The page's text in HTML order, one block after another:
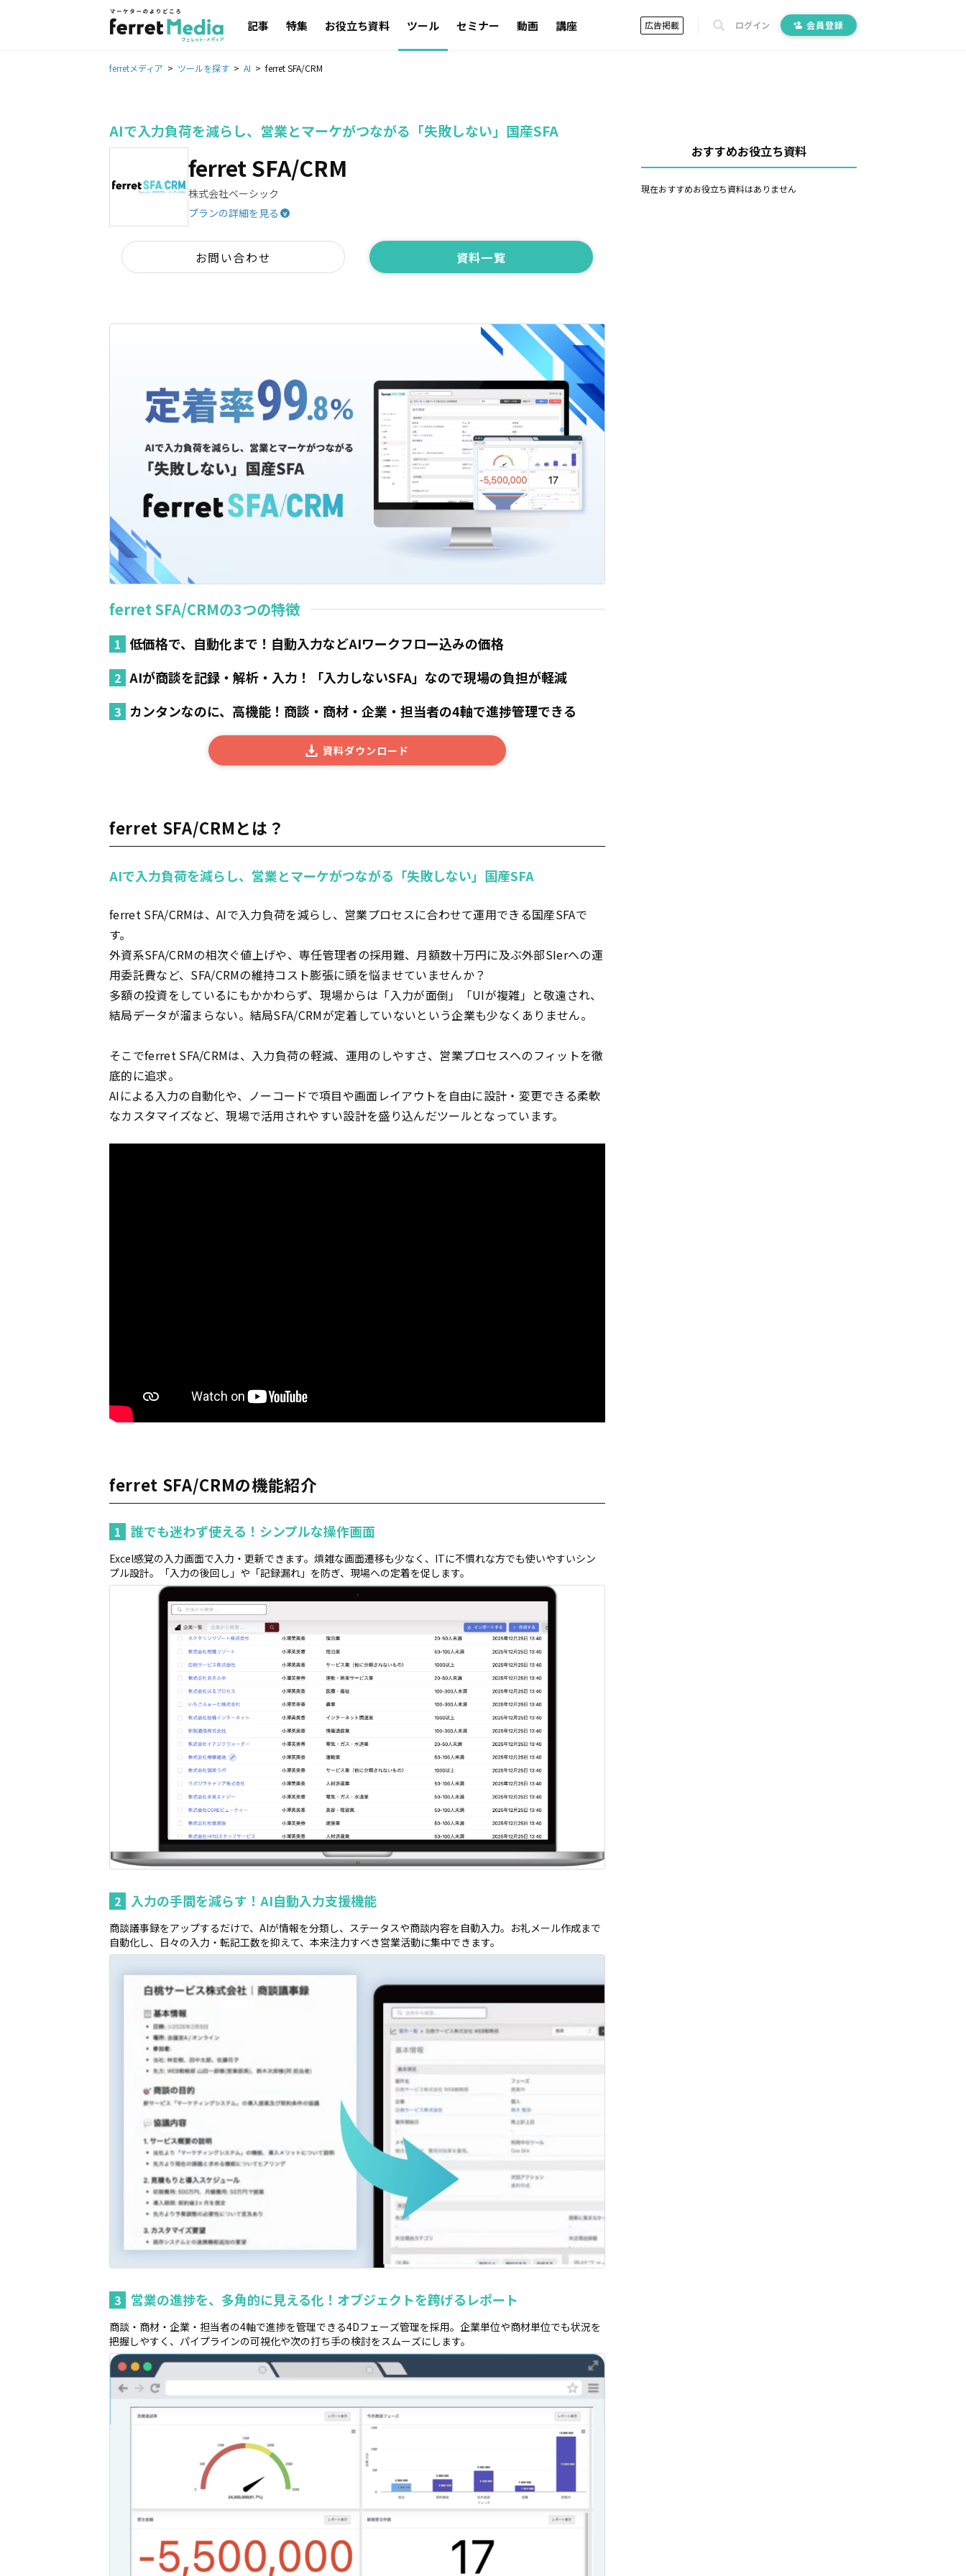
記事 特集 お役立ち資料 ツール セミナー 動画 講座 広告掲載 ログイン 会員登録
ferretメディア ツールを探す AI ferret SFA/CRM
AIで入力負荷を減らし、営業とマーケがつながる「失敗しない」国産SFA
ferret SFA/CRM
株式会社ベーシック
プランの詳細を見る ^
お問い合わせ 資料一覧
ferret SFA/CRMの3つの特徴
低価格で、自動化まで！自動入力などAIワークフロー込みの価格
AIが商談を記録・解析・入力！「入力しないSFA」なので現場の負担が軽減
カンタンなのに、高機能！商談・商材・企業・担当者の4軸で進捗管理できる
資料ダウンロード
ferret SFA/CRMとは？
AIで入力負荷を減らし、営業とマーケがつながる「失敗しない」国産SFA
ferret SFA/CRMは、AIで入力負荷を減らし、営業プロセスに合わせて運用できる国産SFAで
す。
外資系SFA/CRMの相次ぐ値上げや、専任管理者の採用難、月額数十万円に及ぶ外部SIerへの運
用委託費など、SFA/CRMの維持コスト膨張に頭を悩ませていませんか？
多額の投資をしているにもかかわらず、現場からは「入力が面倒」「UIが複雑」と敬遠され、
結局データが溜まらない。結局SFA/CRMが定着していないという企業も少なくありません。
そこでferret SFA/CRMは、入力負荷の軽減、運用のしやすさ、営業プロセスへのフィットを徹
底的に追求。
AIによる入力の自動化や、ノーコードで項目や画面レイアウトを自由に設計・変更できる柔軟
なカスタマイズなど、現場で活用されやすい設計を盛り込んだツールとなっています。
ferret SFA/CRMの機能紹介
1 誰でも迷わず使える！シンプルな操作画面
Excel感覚の入力画面で入力・更新できます。煩雑な画面遷移も少なく、ITに不慣れな方でも使いやすいシン
プル設計。「入力の後回し」や「記録漏れ」を防ぎ、現場への定着を促します。
2 入力の手間を減らす！AI自動入力支援機能
商談議事録をアップするだけで、AIが情報を分類し、ステータスや商談内容を自動入力。お礼メール作成まで
自動化し、日々の入力・転記工数を抑えて、本来注力すべき営業活動に集中できます。
3 営業の進捗を、多角的に見える化！オブジェクトを跨げるレポート
商談・商材・企業・担当者の4軸で進捗を管理できる4Dフェーズ管理を採用。企業単位や商材単位でも状況を
把握しやすく、パイプラインの可視化や次の打ち手の検討をスムーズにします。
おすすめお役立ち資料